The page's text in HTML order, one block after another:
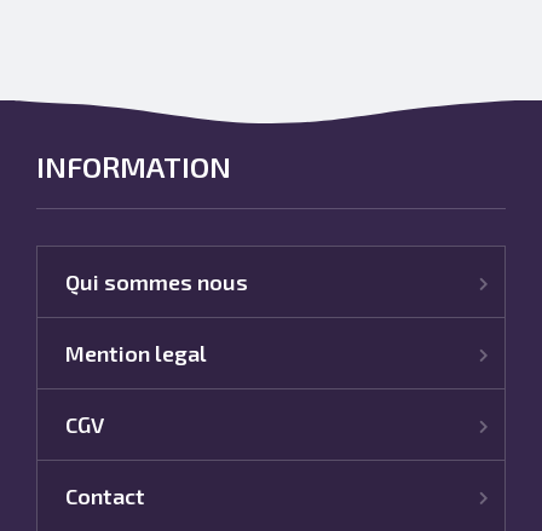
INFORMATION
Qui sommes nous
Mention legal
CGV
Contact